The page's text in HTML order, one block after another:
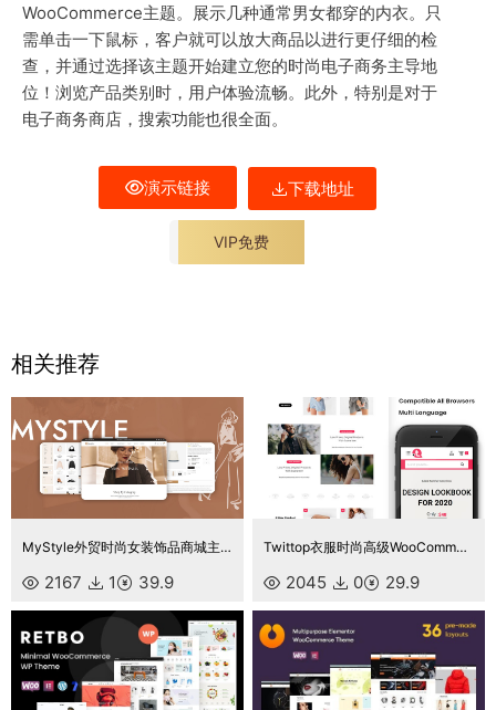
WooCommerce主题。展示几种通常男女都穿的内衣。只
需单击一下鼠标，客户就可以放大商品以进行更仔细的检
查，并通过选择该主题开始建立您的时尚电子商务主导地
位！浏览产品类别时，用户体验流畅。此外，特别是对于
电子商务商店，搜索功能也很全面。
演示链接 下载地址
VIP免费
相关推荐
MyStyle外贸时尚女装饰品商城主题源码
2167 1 39.9
Twittop衣服时尚高级WooCommerce主题
2045 0 29.9